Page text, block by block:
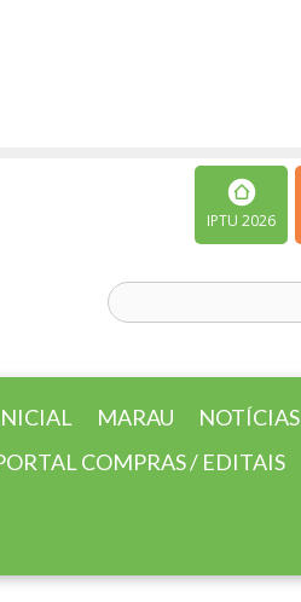
IPTU 2026
MARAU NOTÍCIAS
COMPRAS / EDITAIS